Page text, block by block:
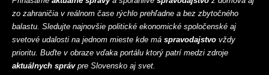
zo zahraničia v reálnom čase rýchlo prehľadne a bez zbytočného
balastu. Sledujte najnovšie politické ekonomické spoločenské aj
svetové udalosti na jednom mieste kde má spravodajstvo vždy
prioritu. Buďte v obraze vďaka portálu ktorý patrí medzi zdroje
aktuálnych správpre Slovensko aj svet.